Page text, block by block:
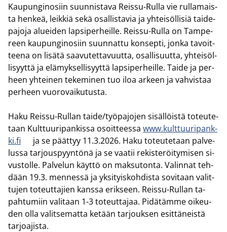
Kau­pun­gi­no­siin suun­nis­ta­va Reissu-​Rulla vie rul­la­mais­
ta hen­keä, leik­kiä sekä osal­lis­ta­via ja yh­tei­söl­li­siä tai­de­
pa­jo­ja aluei­den lap­si­per­heil­le. Reissu-​Rulla on Tam­pe­
reen kau­pun­gi­no­siin suun­nat­tu kon­sep­ti, jonka ta­voit­
tee­na on li­sä­tä saa­vu­tet­ta­vuut­ta, osal­li­suut­ta, yh­tei­söl­
li­syyt­tä ja elä­myk­sel­li­syyt­tä lap­si­per­heil­le. Taide ja per­
heen yh­tei­nen te­ke­mi­nen tuo iloa ar­keen ja vah­vis­taa
per­heen vuo­ro­vai­ku­tus­ta.
Haku Reissu-​Rullan taide/työ­pa­jo­jen si­säl­löis­tä to­teu­te­
taan Kult­tuu­ri­pan­kis­sa osoit­tees­sa www.kult­tuu­ri­pank­
ki.fi
ja se päät­tyy 11.3.2026. Haku to­teu­te­taan pal­ve­
lus­sa tar­jous­pyyn­tö­nä ja se vaa­tii re­kis­te­röi­ty­mi­sen si­
vus­tol­le. Pal­ve­lun käyt­tö on mak­su­ton­ta. Va­lin­nat teh­
dään 19.3. men­nes­sä ja yk­si­tyis­koh­dis­ta so­vi­taan va­lit­
tu­jen to­teut­ta­jien kans­sa erik­seen. Reissu-​Rullan ta­
pah­tu­miin va­li­taan 1-3 to­teut­ta­jaa. Pi­dä­täm­me oi­keu­
den olla va­lit­se­mat­ta ke­tään tar­jouk­sen esit­tä­neis­tä
tar­joa­jis­ta.